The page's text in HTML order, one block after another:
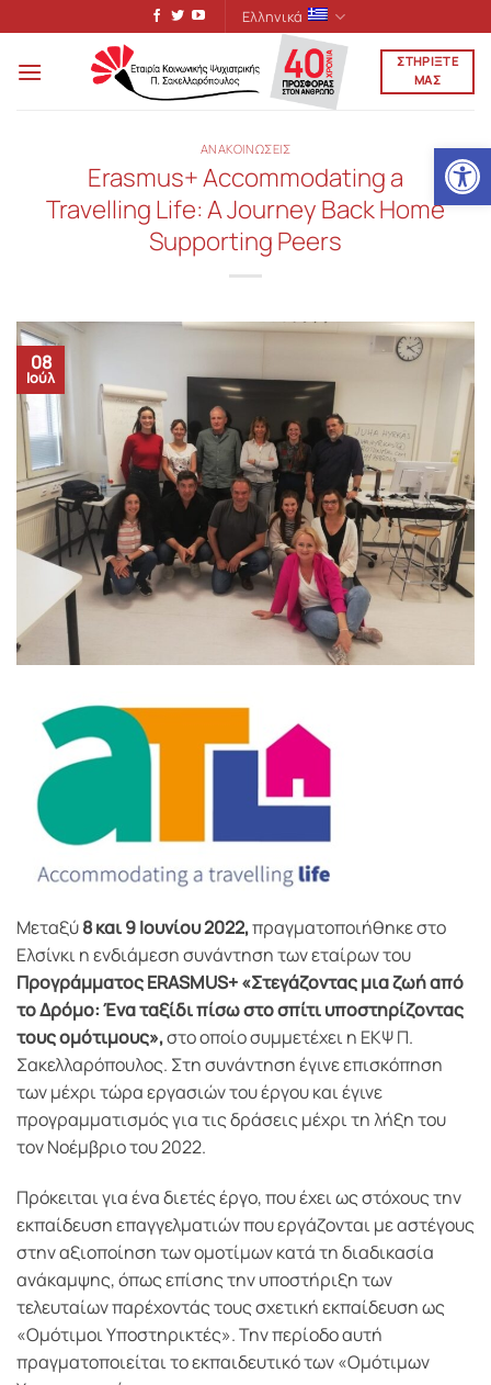
στο
περιεχόμενο
Ελληνικά
ΣΤΗΡΙΞΤΕ
ΜΑΣ
ΑΝΑΚΟΙΝΩΣΕΙΣ
Erasmus+ Accommodating a
Travelling Life: A Journey Back Home
Supporting Peers
08
Ιούλ
Μεταξύ8 και 9 Iουνίου 2022,πραγματοποιήθηκε στο
Ελσίνκι η ενδιάμεση συνάντηση των εταίρων του
Προγράμματος ΕRASMUS+ «Στεγάζοντας μια ζωή από
το Δρόμο: Ένα ταξίδι πίσω στο σπίτι υποστηρίζοντας
τους ομότιμους»,στο οποίο συμμετέχει η ΕΚΨ Π.
Σακελλαρόπουλος. Στη συνάντηση έγινε επισκόπηση
των μέχρι τώρα εργασιών του έργου και έγινε
προγραμματισμός για τις δράσεις μέχρι τη λήξη του
τον Νοέμβριο του 2022.
Πρόκειται για ένα διετές έργο, που έχει ως στόχους την
εκπαίδευση επαγγελματιών που εργάζονται με αστέγους
στην αξιοποίηση των ομοτίμων κατά τη διαδικασία
ανάκαμψης, όπως επίσης την υποστήριξη των
τελευταίων παρέχοντάς τους σχετική εκπαίδευση ως
«Ομότιμοι Υποστηρικτές». Την περίοδο αυτή
πραγματοποιείται το εκπαιδευτικό των «Ομότιμων